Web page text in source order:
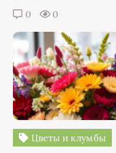
0 0
Цветы и клумбы